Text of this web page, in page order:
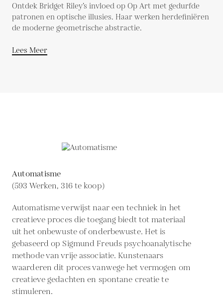
Ontdek Bridget Riley’s invloed op Op Art met gedurfde
patronen en optische illusies. Haar werken herdefiniëren
de moderne geometrische abstractie.
Lees Meer
Automatisme
(593 Werken, 316 te koop)
Automatisme verwijst naar een techniek in het
creatieve proces die toegang biedt tot materiaal
uit het onbewuste of onderbewuste. Het is
gebaseerd op Sigmund Freuds psychoanalytische
methode van vrije associatie. Kunstenaars
waarderen dit proces vanwege het vermogen om
creatieve gedachten en spontane creatie te
stimuleren.